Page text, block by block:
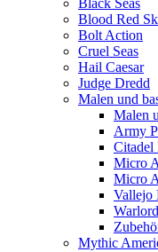
Black Seas
Blood Red
Bolt Action
Cruel Seas
Hail Caesar
Judge Dredd
Malen und
Malen
Army
Citadel
Micro
Micro
Vallejo
Mythic